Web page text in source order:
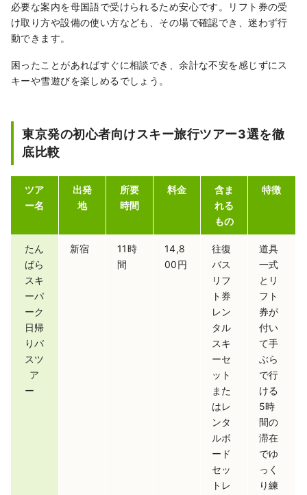
必要な案内を母国語で受けられるため安心です。リフト券の受
け取り方や設備の使い方なども、その場で確認でき、迷わず行
動できます。
困ったことがあればすぐに相談でき、余計な不安を感じずにス
キーや雪遊びを楽しめるでしょう。
東京発の初心者向けスキー旅行ツアー3選を徹
底比較
ツア
ー名
出発
地
所要
時間
料金
含ま
れる
もの
特徴
たん
ばら
スキ
ーパ
ーク
日帰
りバ
スツ
ア
ー
新宿
11時
間
14,8
00円
往復
バス
リフ
ト券
レン
タル
スキ
ーセ
ット
また
はレ
ンタ
ルボ
ード
セッ
トレ
道具
一式
とリ
フト
券が
付い
て手
ぶら
で行
ける
5時
間の
滞在
でゆ
っく
り練